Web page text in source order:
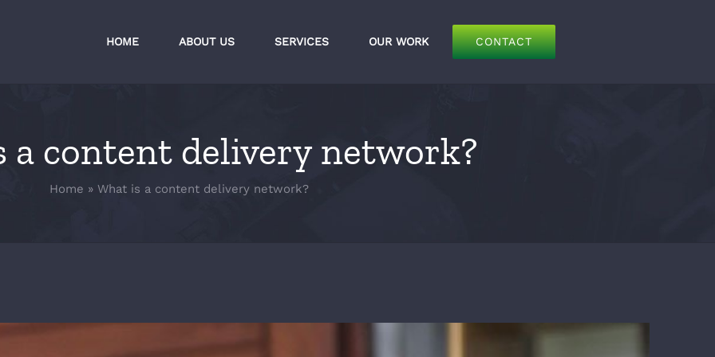
HOME ABOUT US SERVICES OUR WORK CONTACT
a content delivery network?
Home » What is a content delivery network?